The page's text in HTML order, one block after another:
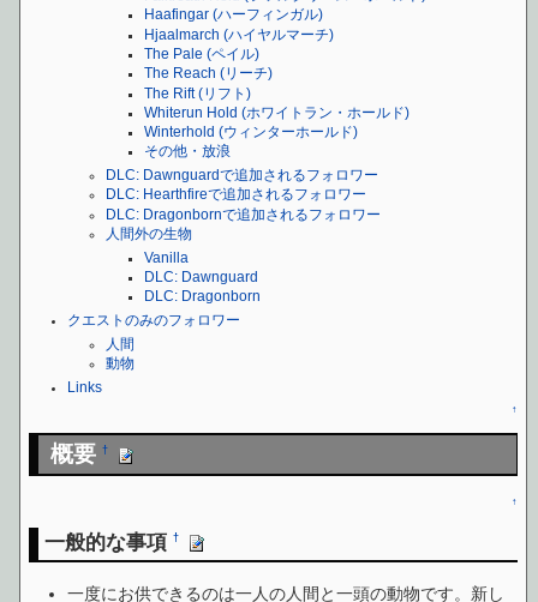
Haafingar (ハーフィンガル)
Hjaalmarch (ハイヤルマーチ)
The Pale (ペイル)
The Reach (リーチ)
The Rift (リフト)
Whiterun Hold (ホワイトラン・ホールド)
Winterhold (ウィンターホールド)
その他・放浪
DLC: Dawnguardで追加されるフォロワー
DLC: Hearthfireで追加されるフォロワー
DLC: Dragonbornで追加されるフォロワー
人間外の生物
Vanilla
DLC: Dawnguard
DLC: Dragonborn
クエストのみのフォロワー
人間
動物
Links
↑
概要†
↑
一般的な事項†
一度にお供できるのは一人の人間と一頭の動物です。新し